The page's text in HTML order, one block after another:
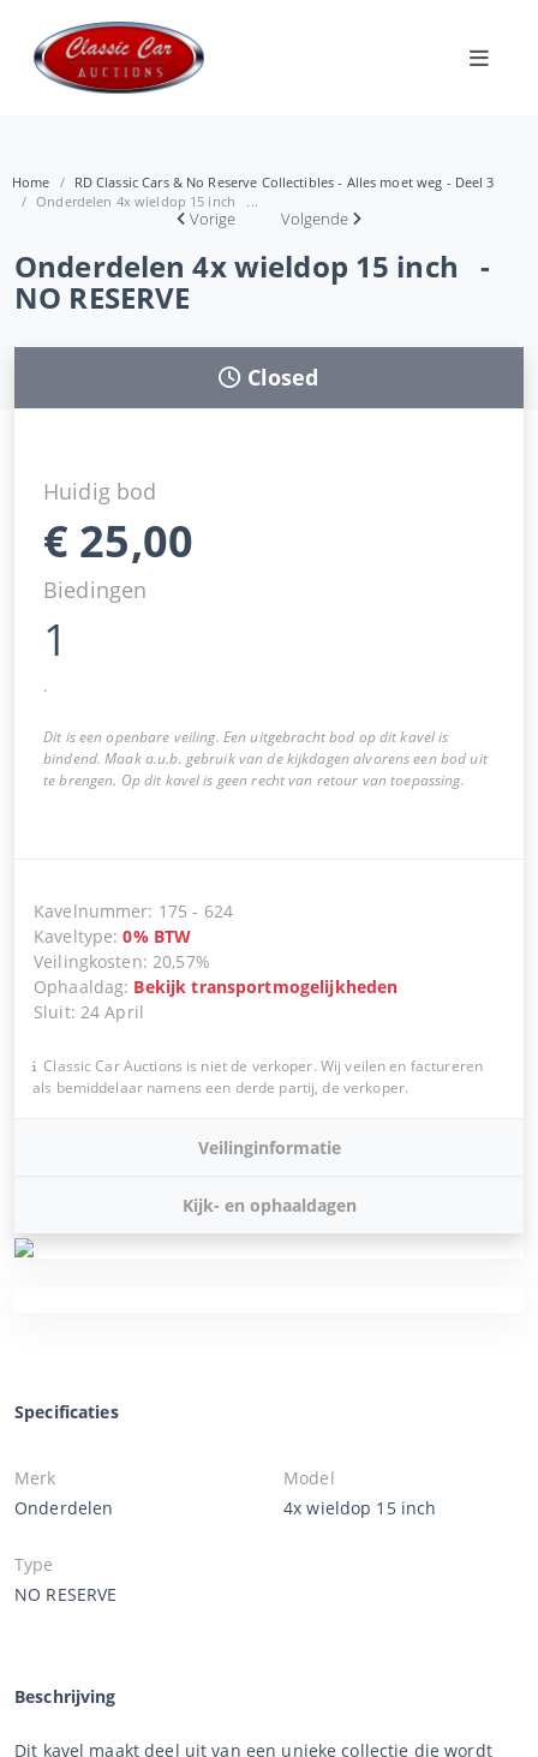
Home
RD Classic Cars & No Reserve Collectibles - Alles moet weg - Deel 3
Onderdelen 4x wieldop 15 inch ...
Vorige Volgende
Onderdelen 4x wieldop 15 inch -
NO RESERVE
Closed
Huidig bod
€ 25,00
Biedingen
1
.
Dit is een openbare veiling. Een uitgebracht bod op dit kavel is
bindend. Maak a.u.b. gebruik van de kijkdagen alvorens een bod uit
te brengen. Op dit kavel is geen recht van retour van toepassing.
Kavelnummer: 175 - 624
Kaveltype:0% BTW
Veilingkosten:20,57%
Ophaaldag: Bekijk transportmogelijkheden
Sluit: 24 April
Classic Car Auctions is niet de verkoper. Wij veilen en factureren
als bemiddelaar namens een derde partij, de verkoper.
Veilinginformatie
Kijk- en ophaaldagen
Specificaties
Merk
Onderdelen
Model
4x wieldop 15 inch
Type
NO RESERVE
Beschrijving
Dit kavel maakt deel uit van een unieke collectie die wordt